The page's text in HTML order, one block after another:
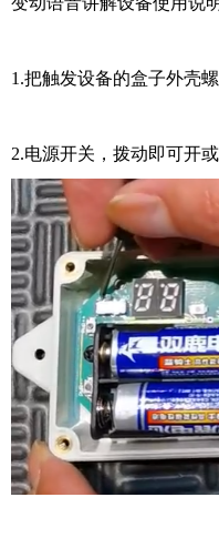
1.把触发设备的盒子外壳
2.电源开关，拨动即可开或